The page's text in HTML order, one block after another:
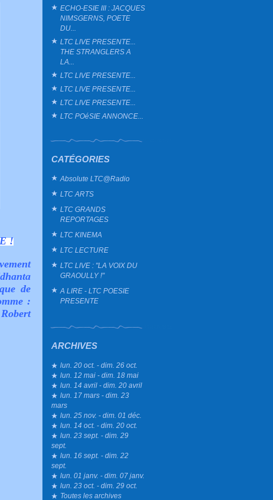
ECHO-ESIE III : JACQUES
NIMSGERNS, POETE
DU...
LTC LIVE PRESENTE...
THE STRANGLERS A
LA...
LTC LIVE PRESENTE...
LTC LIVE PRESENTE...
LTC LIVE PRESENTE...
LTC POéSIE ANNONCE...
CATÉGORIES
Absolute LTC@Radio
LTC ARTS
LTC GRANDS
REPORTAGES
LTC KINEMA
LTC LECTURE
LTC LIVE : "LA VOIX DU
GRAOULLY !"
A LIRE - LTC POESIE
PRESENTE
ARCHIVES
lun. 20 oct. - dim. 26 oct.
lun. 12 mai - dim. 18 mai
lun. 14 avril - dim. 20 avril
lun. 17 mars - dim. 23
mars
lun. 25 nov. - dim. 01 déc.
lun. 14 oct. - dim. 20 oct.
lun. 23 sept. - dim. 29
sept.
lun. 16 sept. - dim. 22
sept.
lun. 01 janv. - dim. 07 janv.
lun. 23 oct. - dim. 29 oct.
Toutes les archives
!
de
: